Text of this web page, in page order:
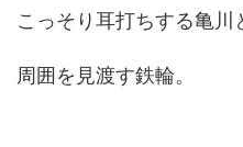
こっそり耳打ちする亀川
周囲を見渡す鉄輪。